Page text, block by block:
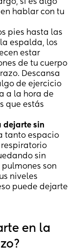
si es algo
hablar con tu
pies hasta las
espalda, los
estar
de tu cuerpo
Descansa
de ejercicio
a la hora de
que estás
dejarte sin
tanto espacio
sin
son
niveles
puede dejarte
en la